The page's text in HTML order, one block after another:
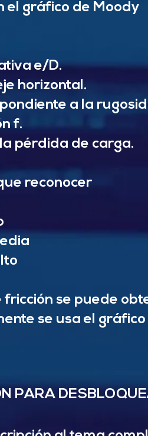
el gráfico de Moody
e/D.
horizontal.
a la
f.
pérdida de carga.
reconocer
se puede
se usa el
PARA